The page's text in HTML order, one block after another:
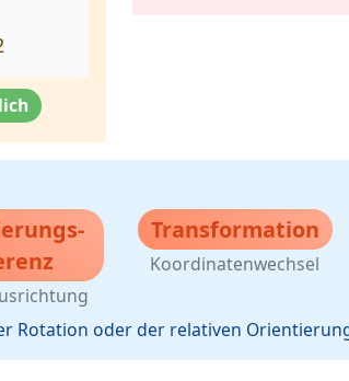
Transformation
Koordinatenwechsel
Rotation oder der relativen